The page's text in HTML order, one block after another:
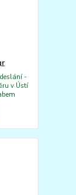
-
v Ústí